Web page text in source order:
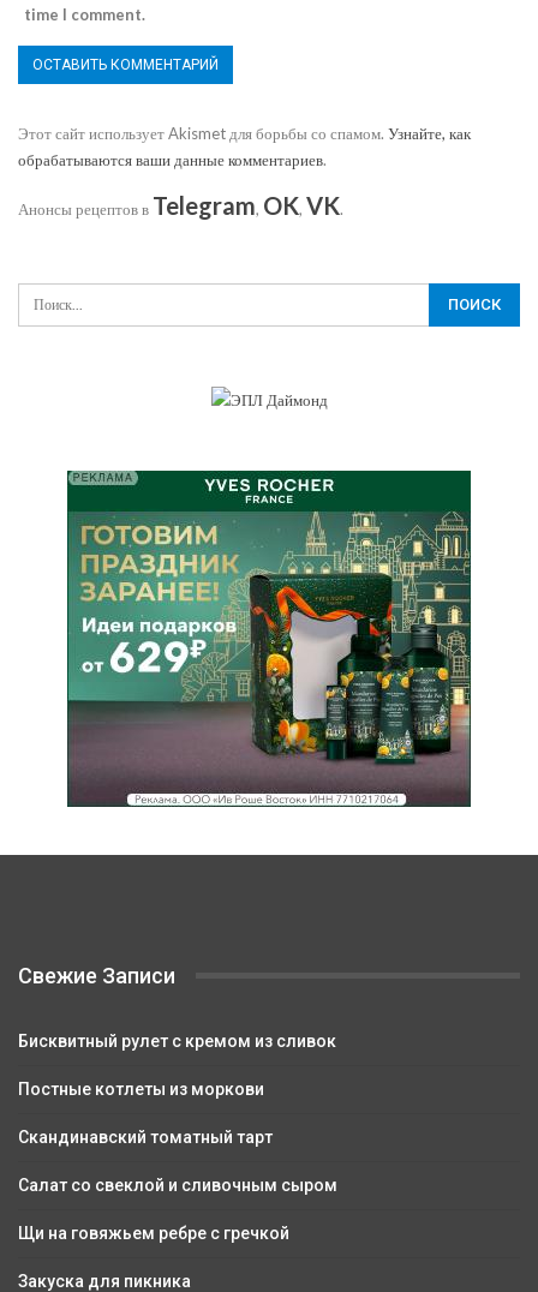
time I comment.
Этот сайт использует Akismet для борьбы со спамом. Узнайте, как
обрабатываются ваши данные комментариев.
Анонсы рецептов в Telegram, OK, VK.
Свежие Записи
Бисквитный рулет с кремом из сливок
Постные котлеты из моркови
Скандинавский томатный тарт
Салат со свеклой и сливочным сыром
Щи на говяжьем ребре с гречкой
Закуска для пикника